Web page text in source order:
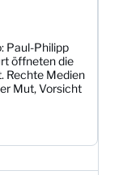
Paul-Philipp
öffneten die
Rechte Medien
Mut, Vorsicht